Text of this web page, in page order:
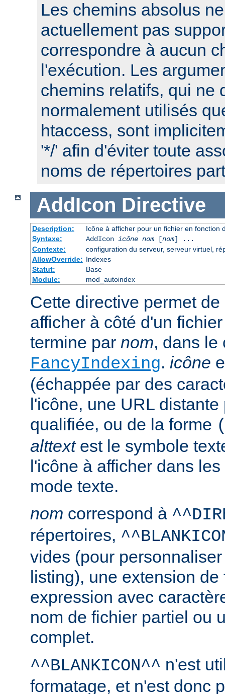
Les chemins absolus
actuellement pas
correspondre à aucun
l'exécution. Les
chemins relatifs, qui ne
normalement utilisés
htaccess, sont
'*/' afin d'éviter toute
noms de répertoires
AddIcon Directive
Description:
Icône à afficher pour un fichier en fonction
Syntaxe:
AddIcon icône nom[nom] ...
Contexte:
configuration du serveur, serveur virtuel,
AllowOverride: Indexes
Statut:
Base
Module:
mod_autoindex
Cette directive permet
afficher à côté d'un
termine par nom, dans le
FancyIndexing. icône
(échappée par des
l'icône, une URL
qualifiée, ou de la forme
alttextest le symbole
l'icône à afficher dans
mode texte.
nom correspond à
répertoires,
vides (pour
listing), une extension de
expression avec
nom de fichier partiel ou
complet.
^^BLANKICON^^ n'est
formatage, et n'est donc